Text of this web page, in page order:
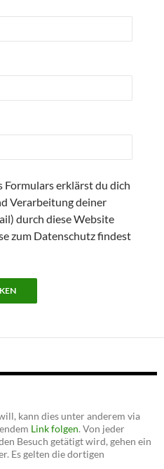
erklärst du dich
Verarbeitung deiner
durch diese Website
zum Datenschutz findest
kann dies unter anderem via
Link folgen. Von jeder
Besuch getätigt wird, gehen ein
Es gelten die dortigen